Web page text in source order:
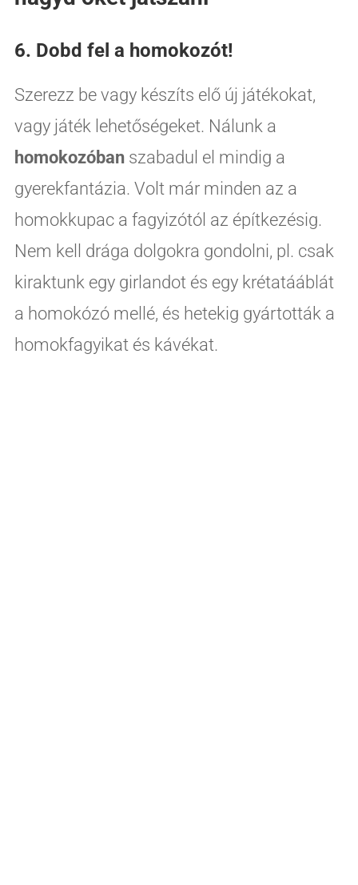
6. Dobd fel a homokozót!
Szerezz be vagy készíts elő új játékokat,
vagy játék lehetőségeket. Nálunk a
homokozóbanszabadul el mindig a
gyerekfantázia. Volt már minden az a
homokkupac a fagyizótól az építkezésig.
Nem kell drága dolgokra gondolni, pl. csak
kiraktunk egy girlandot és egy krétatááblát
a homokózó mellé, és hetekig gyártották a
homokfagyikat és kávékat.